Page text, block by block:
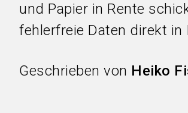
und Papier in Rente
fehlerfreie Daten direkt in
Geschrieben von Heiko